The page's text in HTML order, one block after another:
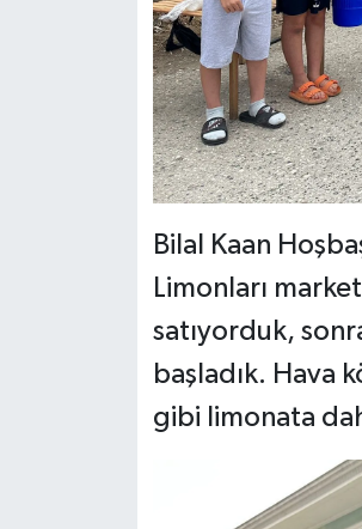
Bilal Kaan
Limonları
satıyorduk,
başladık. Hava
gibi limonata